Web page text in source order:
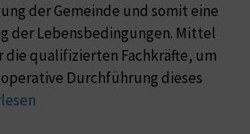
der Gemeinde und somit eine
der Lebensbedingungen. Mittel
qualifizierten Fachkräfte, um
Durchführung dieses